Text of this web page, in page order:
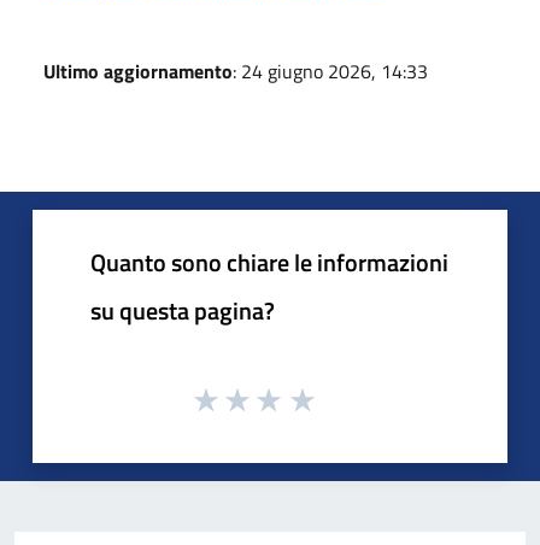
Ultimo aggiornamento: 24 giugno 2026, 14:33
Quanto sono chiare le informazioni
su questa pagina?